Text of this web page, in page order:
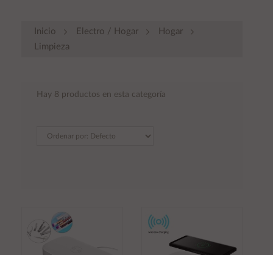
Inicio Electro / Hogar
Hogar
Limpieza
Hay 8 productos en esta categoría